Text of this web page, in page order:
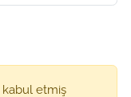
kabul etmiş